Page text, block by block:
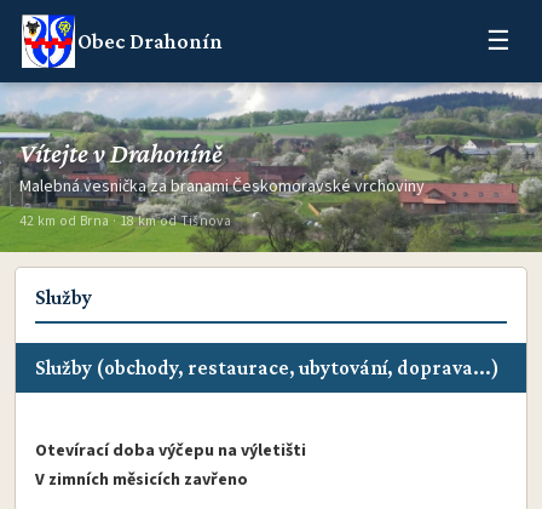
Obec Drahonín ☰
Vítejte v Drahoníně
Malebná vesnička za branami Českomoravské vrchoviny
42 km od Brna · 18 km od Tišnova
Služby
Služby (obchody, restaurace, ubytování, doprava...)
Otevírací doba výčepu na výletišti
V zimních měsicích zavřeno